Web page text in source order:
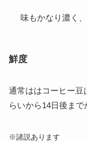
味もかなり濃く
鮮度
通常ははコーヒー豆
らいから14日後まで
※諸説あります